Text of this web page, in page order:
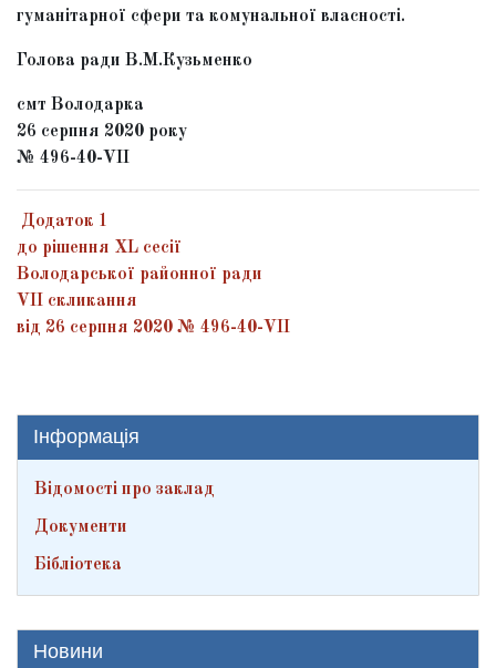
гуманітарної сфери та комунальної власності.
Голова ради В.М.Кузьменко
смт Володарка
26 серпня 2020 року
№ 496-40-VІІ
Додаток 1
до рішення ХL сесії
Володарської районної ради
VІІ скликання
від 26 серпня 2020 № 496-40-VІІ
Інформація
Відомості про заклад
Документи
Бібліотека
Новини